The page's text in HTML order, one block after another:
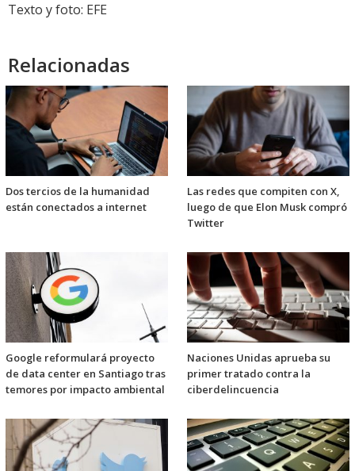
Texto y foto: EFE
Relacionadas
Dos tercios de la humanidad
están conectados a internet
Las redes que compiten con X,
luego de que Elon Musk compró
Twitter
Google reformulará proyecto
de data center en Santiago tras
temores por impacto ambiental
Naciones Unidas aprueba su
primer tratado contra la
ciberdelincuencia